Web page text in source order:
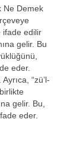
Ne Demek
ifade edilir
gelir. Bu
eder.
“zü’l-
gelir. Bu,
eder.